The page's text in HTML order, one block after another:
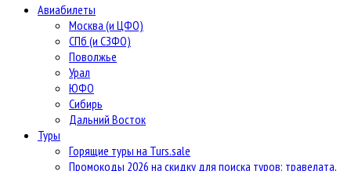
Авиабилеты
Москва (и ЦФО)
СПб (и СЗФО)
Поволжье
Урал
ЮФО
Сибирь
Дальний Восток
Туры
Горящие туры на Turs.sale
Промокоды 2026 на скидку для поиска туров: травелата,